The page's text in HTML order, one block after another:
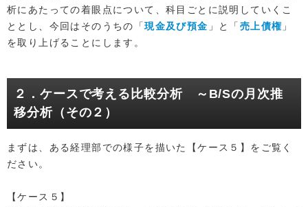
析にあたっての着眼点について、科目ごとに説明していくこ
ととし、今回はそのうちの「現金及び預金 」と「 売上債権 」
を取り上げることにします。
２．ケースで考える比較分析 ～B/Sの月次推
移分析（その２）
まずは、ある経理部での様子を描いた【ケース５】をご覧く
ださい。
【ケース５】